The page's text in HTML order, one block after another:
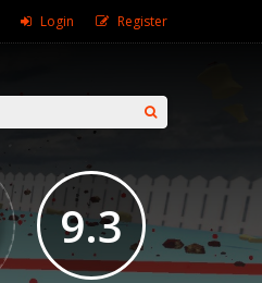
Login Register
9.3